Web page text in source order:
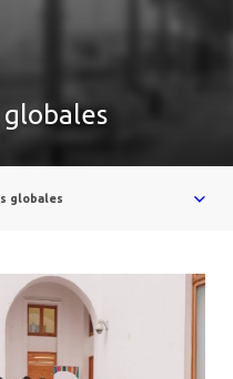
globales